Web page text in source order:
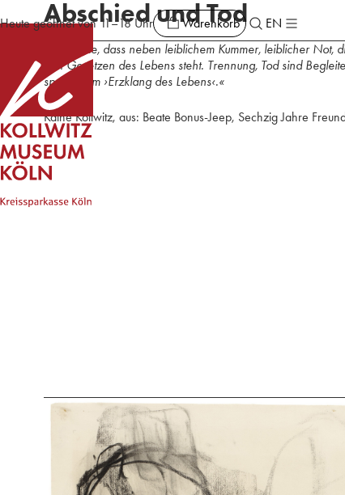
Heute geöffnet von 11–18 Uhr Warenkorb EN
Abschied und Tod
Ich erlebte, dass neben leiblichem Kummer, leiblicher
den Gesetzen des Lebens steht. Trennung, Tod sind
spricht vom ›Erzklang des Lebens‹.«
Käthe Kollwitz, aus: Beate Bonus-Jeep, Sechzig Jahre